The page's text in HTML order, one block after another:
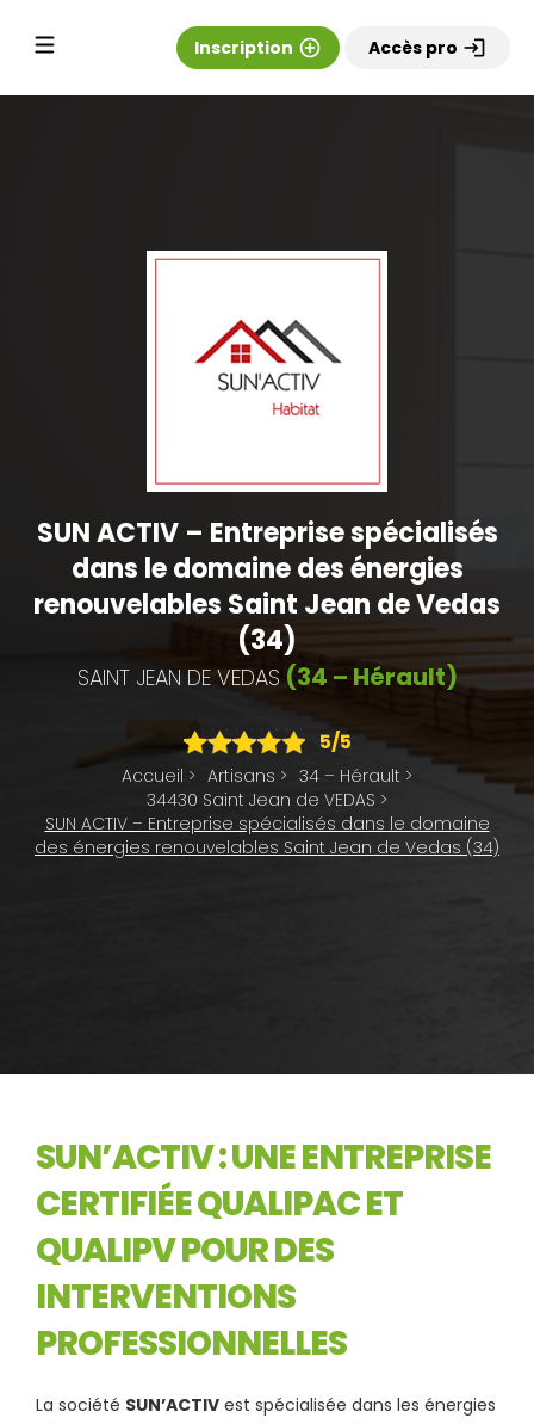
Inscription add_circle_outline Accès pro login
SUN ACTIV – Entreprise spécialisés
dans le domaine des énergies
renouvelables Saint Jean de Vedas
(34)
SAINT JEAN DE VEDAS (34 – Hérault)
5/5
Accueil > Artisans > 34 – Hérault >
34430 Saint Jean de VEDAS >
SUN ACTIV – Entreprise spécialisés dans le domaine
des énergies renouvelables Saint Jean de Vedas (34)
SUN’ACTIV : UNE ENTREPRISE
CERTIFIÉE QUALIPAC ET
QUALIPV POUR DES
INTERVENTIONS
PROFESSIONNELLES
La société SUN’ACTIV est spécialisée dans les énergies